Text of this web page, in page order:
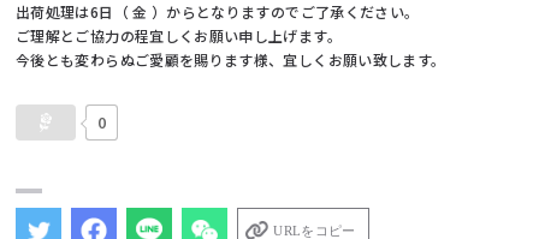
出荷処理は6日（ 金 ）からとなりますのでご了承ください。
ご理解とご協力の程宜しくお願い申し上げます。
今後とも変わらぬご愛顧を賜ります様、宜しくお願い致します。
0
URLをコピー